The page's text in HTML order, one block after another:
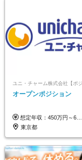
オープンポジション
想定年収：450万円～650万円 ※経験・能力を考慮の上、規定により優遇いたします ※試用期間6ヵ月（その間の給与・待遇に変動はありません）
東京都